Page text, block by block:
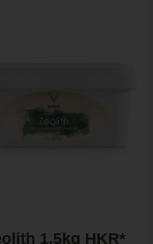
1,5kg HKR*